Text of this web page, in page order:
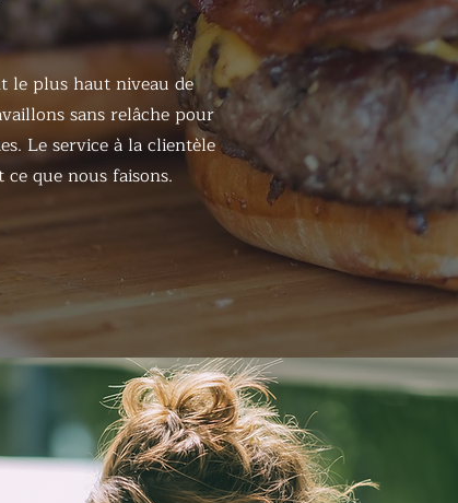
le plus haut niveau de
sans relâche pour
Le service à la clientèle
que nous faisons.